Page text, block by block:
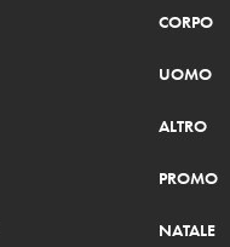
CORPO
UOMO
ALTRO
PROMO
NATALE